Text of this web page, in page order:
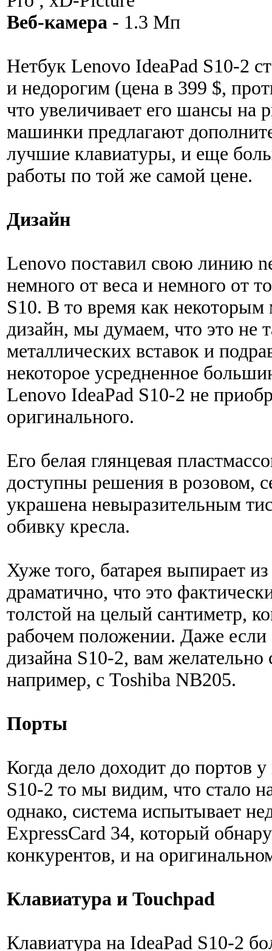
Веб-камера - 1.3 Мп
Нетбук Lenovo IdeaPad S10-2
и недорогим (цена в 399 $,
что увеличивает его шансы на
машинки предлагают
лучшие клавиатуры, и еще
работы по той же самой цене.
Дизайн
Lenovo поставил свою линию
немного от веса и немного от
S10. В то время как
дизайн, мы думаем, что это не
металлических вставок и
некоторое усредненное
Lenovo IdeaPad S10-2 не
оригинального.
Его белая глянцевая
доступны решения в розовом,
украшена невыразительным
обивку кресла.
Хуже того, батарея выпирает
драматично, что это
толстой на целый сантиметр,
рабочем положении. Даже
дизайна S10-2, вам
например, с Toshiba NB205.
Порты
Когда дело доходит до портов
S10-2 то мы видим, что стало
однако, система испытывает
ExpressCard 34, который
конкурентов, и на
Клавиатура и Touchpad
Клавиатура на IdeaPad S10-2